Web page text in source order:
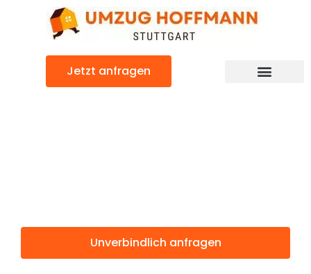
Jetzt anfragen
Unverbindlich anfragen